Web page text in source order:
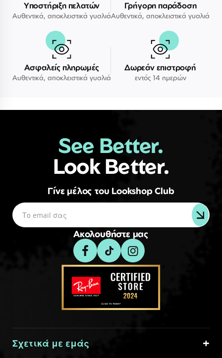
Υποστήριξη πελατών
Αυθεντικά, αποκλειστικά γυαλιά
Γρήγορη παράδοση
Αυθεντικά, αποκλειστικά γυαλιά
Ασφαλείς πληρωμές
Αυθεντικά, αποκλειστικά γυαλιά
Δωρεάν επιστροφή
εντός 14 ημερών
See Better.
Look Better.
Γίνε μέλος του Lookshop Club
Ακολουθήστε μας
Σχετικά με εμάς